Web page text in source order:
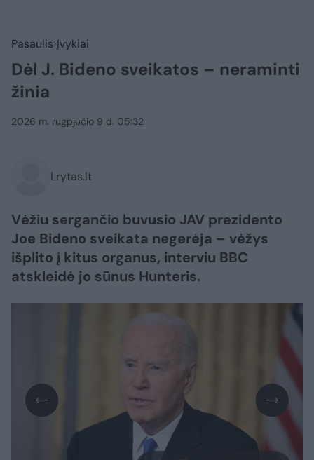
Pasaulis Įvykiai
Dėl J. Bideno sveikatos – neraminti
žinia
2026 m. rugpjūčio 9 d. 05:32
Lrytas.lt
Vėžiu sergančio buvusio JAV prezidento
Joe Bideno sveikata negerėja – vėžys
išplito į kitus organus, interviu BBC
atskleidė jo sūnus Hunteris.